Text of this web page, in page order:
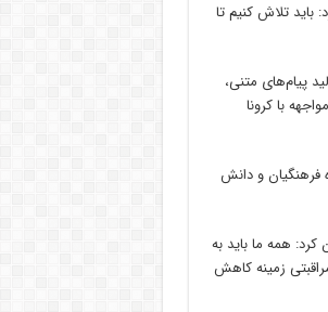
تلاش کنیم تا
پیام‌های متنی،
با کرونا
فرهنگیان و دانش
همه ما باید به
زمینه کاهش